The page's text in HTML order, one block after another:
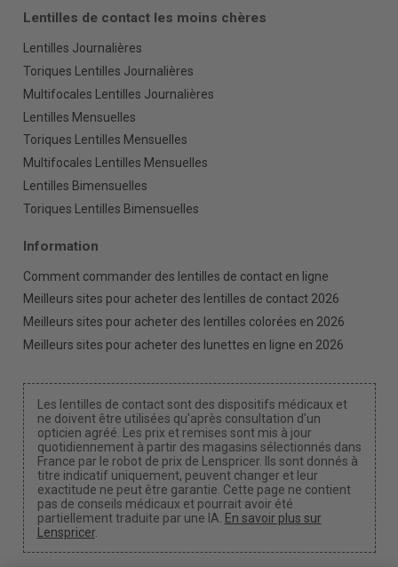
Lentilles de contact les moins chères
Lentilles Journalières
Toriques Lentilles Journalières
Multifocales Lentilles Journalières
Lentilles Mensuelles
Toriques Lentilles Mensuelles
Multifocales Lentilles Mensuelles
Lentilles Bimensuelles
Toriques Lentilles Bimensuelles
Information
Comment commander des lentilles de contact en ligne
Meilleurs sites pour acheter des lentilles de contact 2026
Meilleurs sites pour acheter des lentilles colorées en 2026
Meilleurs sites pour acheter des lunettes en ligne en 2026
Les lentilles de contact sont des dispositifs médicaux et
ne doivent être utilisées qu'après consultation d'un
opticien agréé. Les prix et remises sont mis à jour
quotidiennement à partir des magasins sélectionnés dans
France par le robot de prix de Lenspricer. Ils sont donnés à
titre indicatif uniquement, peuvent changer et leur
exactitude ne peut être garantie. Cette page ne contient
pas de conseils médicaux et pourrait avoir été
partiellement traduite par une IA. En savoir plus sur
Lenspricer.